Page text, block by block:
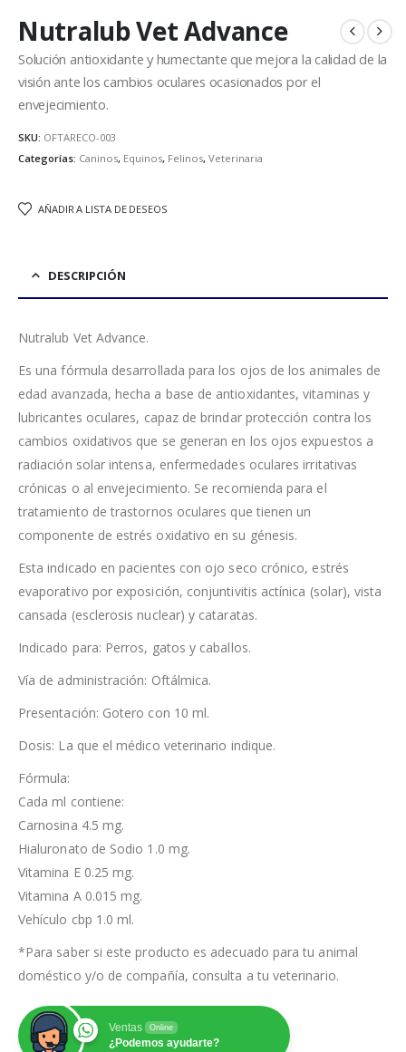
Nutralub Vet Advance
Solución antioxidante y humectante que mejora la calidad de la
visión ante los cambios oculares ocasionados por el
envejecimiento.
SKU: OFTARECO-003
Categorías: Caninos, Equinos, Felinos, Veterinaria
AÑADIR A LISTA DE DESEOS
DESCRIPCIÓN
Nutralub Vet Advance.
Es una fórmula desarrollada para los ojos de los animales de
edad avanzada, hecha a base de antioxidantes, vitaminas y
lubricantes oculares, capaz de brindar protección contra los
cambios oxidativos que se generan en los ojos expuestos a
radiación solar intensa, enfermedades oculares irritativas
crónicas o al envejecimiento. Se recomienda para el
tratamiento de trastornos oculares que tienen un
componente de estrés oxidativo en su génesis.
Esta indicado en pacientes con ojo seco crónico, estrés
evaporativo por exposición, conjuntivitis actínica (solar), vista
cansada (esclerosis nuclear) y cataratas.
Indicado para: Perros, gatos y caballos.
Vía de administración: Oftálmica.
Presentación: Gotero con 10 ml.
Dosis: La que el médico veterinario indique.
Fórmula:
Cada ml contiene:
Carnosina 4.5 mg.
Hialuronato de Sodio 1.0 mg.
Vitamina E 0.25 mg.
Vitamina A 0.015 mg.
Vehículo cbp 1.0 ml.
*Para saber si este producto es adecuado para tu animal
doméstico y/o de compañía, consulta a tu veterinario.
Ventas Online
¿Podemos ayudarte?